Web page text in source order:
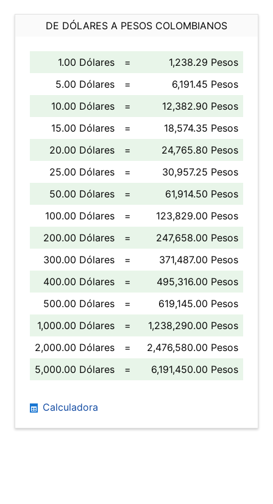
DE DÓLARES A PESOS COLOMBIANOS
1.00 Dólares =
1,238.29 Pesos
5.00 Dólares
=
6,191.45 Pesos
10.00 Dólares
=
12,382.90 Pesos
15.00 Dólares
=
18,574.35 Pesos
20.00 Dólares
=
24,765.80 Pesos
25.00 Dólares
=
30,957.25 Pesos
50.00 Dólares
=
61,914.50 Pesos
100.00 Dólares
=
123,829.00 Pesos
200.00 Dólares
=
247,658.00 Pesos
300.00 Dólares
=
371,487.00 Pesos
400.00 Dólares
=
495,316.00 Pesos
500.00 Dólares
=
619,145.00 Pesos
1,000.00 Dólares
=
1,238,290.00 Pesos
2,000.00 Dólares
=
2,476,580.00 Pesos
5,000.00 Dólares
= 6,191,450.00 Pesos
Calculadora